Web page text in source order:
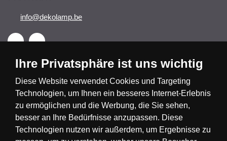
info@dekolamp.be
Česká republika Slovensko Deutschland
Magyarország Österreich België
Ihre Privatsphäre ist uns wichtig
Diese Website verwendet Cookies und Targeting
Technologien, um Ihnen ein besseres Internet-Erlebnis
zu ermöglichen und die Werbung, die Sie sehen,
besser an Ihre Bedürfnisse anzupassen. Diese
Technologien nutzen wir außerdem, um Ergebnisse zu